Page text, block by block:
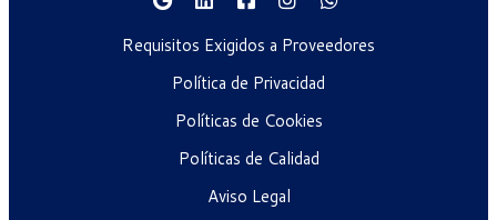
Requisitos Exigidos a Proveedores
Política de Privacidad
Políticas de Cookies
Políticas de Calidad
Aviso Legal